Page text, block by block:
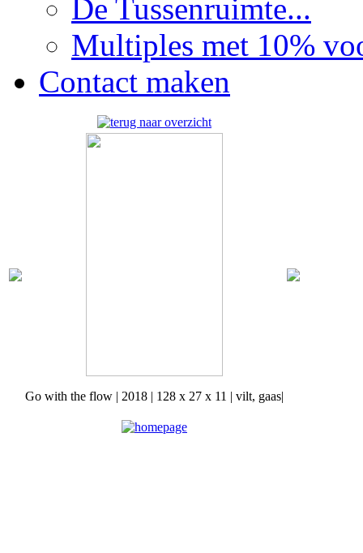
De Tussenruimte...
Multiples met 10%
Contact maken
Go with the flow | 2018 | 128 x 27 x 11 | vilt, gaas|